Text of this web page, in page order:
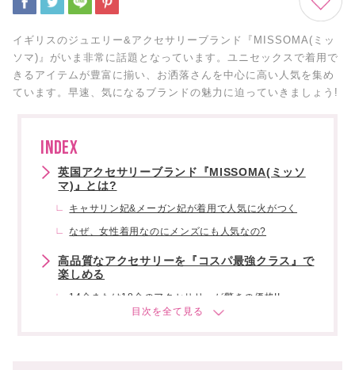
イギリスのジュエリー&アクセサリーブランド『MISSOMA(ミッ
ソマ)』がいま非常に話題となっています。ユニセックスで着用で
きるアイテムが豊富に揃い、お洒落さんを中心に高い人気を集め
ています。早速、気になるブランドの魅力に迫っていきましょう!
INDEX
英国アクセサリーブランド『MISSOMA(ミッソ
マ)』とは?
キャサリン妃&メーガン妃が着用で人気に火がつく
なぜ、女性着用なのにメンズにも人気なの?
高品質なアクセサリーを『コスパ最強クラス』で
楽しめる
14金または18金のアクセサリーが驚きの価格!!
MISSOMA(ミッソマ)を楽しむなら重ね付けはマスト